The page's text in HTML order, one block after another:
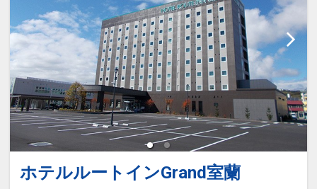
ホテルルートインGrand室蘭